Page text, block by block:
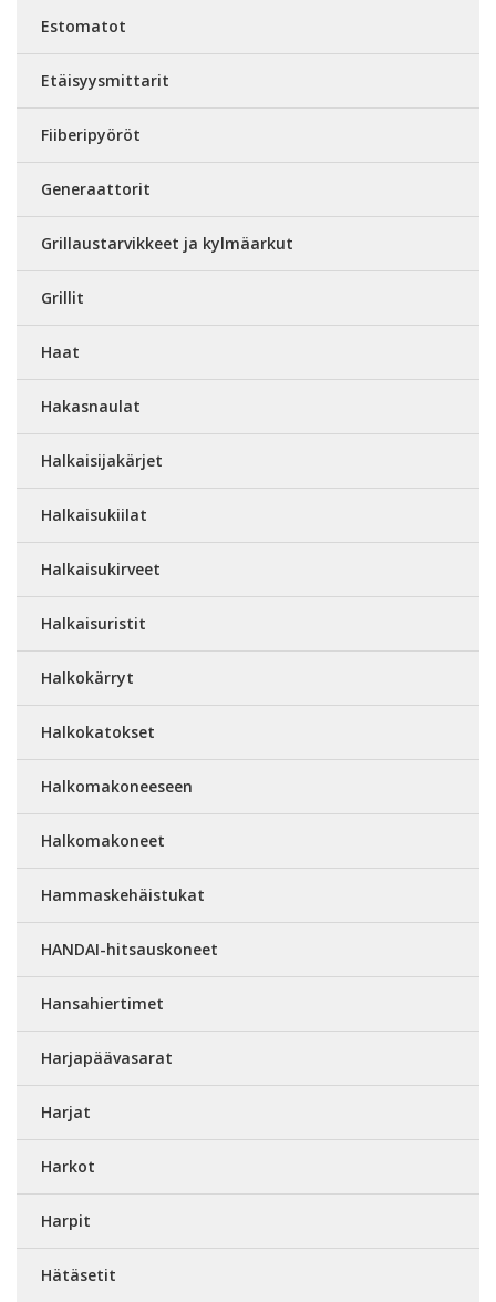
Estomatot
Etäisyysmittarit
Fiiberipyöröt
Generaattorit
Grillaustarvikkeet ja kylmäarkut
Grillit
Haat
Hakasnaulat
Halkaisijakärjet
Halkaisukiilat
Halkaisukirveet
Halkaisuristit
Halkokärryt
Halkokatokset
Halkomakoneeseen
Halkomakoneet
Hammaskehäistukat
HANDAI-hitsauskoneet
Hansahiertimet
Harjapäävasarat
Harjat
Harkot
Harpit
Hätäsetit